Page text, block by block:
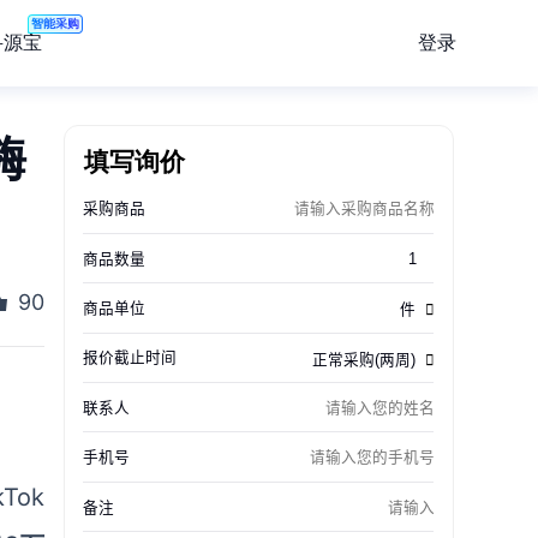
宝
智能采购
登录
90
填写询价